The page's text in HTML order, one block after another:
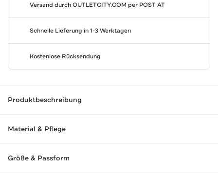
Versand durchOUTLETCITY.COM per POST AT
Schnelle Lieferung in 1-3 Werktagen
Kostenlose Rücksendung
Produktbeschreibung
Material & Pflege
Größe & Passform